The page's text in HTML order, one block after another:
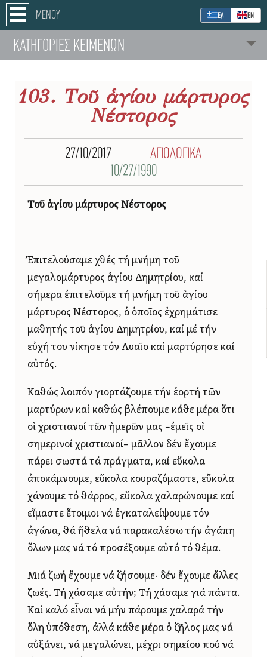
ΜΕΝΟΥ ΕΛ ΕΝ
ΚΑΤΗΓΟΡΙΕΣ ΚΕΙΜΕΝΩΝ
103. Τοῦ ἁγίου μάρτυρος
Νέστορος
27/10/2017
ΑΓΙΟΛΟΓΙΚΑ
10/27/1990
Τοῦ ἁγίου μάρτυρος Νέστορος
Ἐπιτελούσαμε χθές τή μνήμη τοῦ
μεγαλομάρτυρος ἁγίου Δημητρίου, καί
σήμερα ἐπιτελοῦμε τή μνήμη τοῦ ἁγίου
μάρτυρος Νέστορος, ὁ ὁποῖος ἐχρημάτισε
μαθητής τοῦ ἁγίου Δημητρίου, καί μέ τήν
εὐχή του νίκησε τόν Λυαῖο καί μαρτύρησε καί
αὐτός.
Καθώς λοιπόν γιορτάζουμε τήν ἑορτή τῶν
μαρτύρων καί καθώς βλέπουμε κάθε μέρα ὅτι
οἱ χριστιανοί τῶν ἡμερῶν μας –ἐμεῖς οἱ
σημερινοί χριστιανοί– μᾶλλον δέν ἔχουμε
πάρει σωστά τά πράγματα, καί εὔκολα
ἀποκάμνουμε, εὔκολα κουραζόμαστε, εὔκολα
χάνουμε τό θάρρος, εὔκολα χαλαρώνουμε καί
εἴμαστε ἕτοιμοι νά ἐγκαταλείψουμε τόν
ἀγώνα, θά ἤθελα νά παρακαλέσω τήν ἀγάπη
ὅλων μας νά τό προσέξουμε αὐτό τό θέμα.
Μιά ζωή ἔχουμε νά ζήσουμε· δέν ἔχουμε ἄλλες
ζωές. Τή χάσαμε αὐτήν; Τή χάσαμε γιά πάντα.
Καί καλό εἶναι νά μήν πάρουμε χαλαρά τήν
ὅλη ὑπόθεση, ἀλλά κάθε μέρα ὁ ζῆλος μας νά
αὐξάνει, νά μεγαλώνει, μέχρι σημείου πού νά